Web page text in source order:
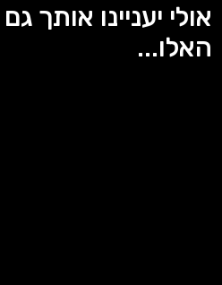
אולי יעניינו אותך
האלו...